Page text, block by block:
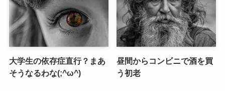
大学生の依存症直行？まあ
そうなるわな(;^ω^)
昼間からコンビニで酒を買
う初老